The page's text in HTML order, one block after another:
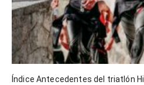
Índice Antecedentes del triatlón